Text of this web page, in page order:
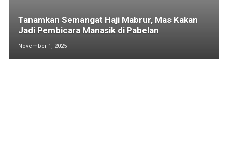
Tanamkan Semangat Haji Mabrur, Mas Kakan
Jadi Pembicara Manasik di Pabelan
November 1, 2025